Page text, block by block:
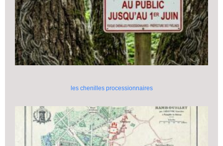
les chenilles processionnaires